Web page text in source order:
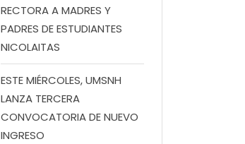
RECTORA A MADRES Y
PADRES DE ESTUDIANTES
NICOLAITAS
ESTE MIÉRCOLES, UMSNH
LANZA TERCERA
CONVOCATORIA DE NUEVO
INGRESO